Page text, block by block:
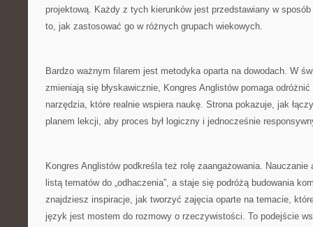
projektową. Każdy z tych kierunków jest przedstawiany w
to, jak zastosować go w różnych grupach wiekowych.
Bardzo ważnym filarem jest metodyka oparta na dowodach. W
zmieniają się błyskawicznie, Kongres Anglistów pomaga
narzędzia, które realnie wspiera naukę. Strona pokazuje, jak
planem lekcji, aby proces był logiczny i jednocześnie
Kongres Anglistów podkreśla też rolę zaangażowania.
listą tematów do „odhaczenia”, a staje się podróżą budowania
znajdziesz inspiracje, jak tworzyć zajęcia oparte na temacie,
język jest mostem do rozmowy o rzeczywistości. To podejście